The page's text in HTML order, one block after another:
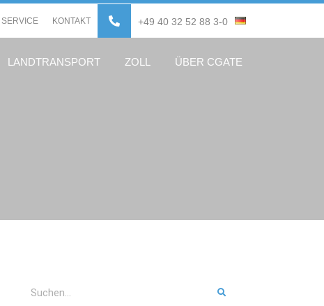
SERVICE KONTAKT +49 40 32 52 88 3-0
LANDTRANSPORT ZOLL ÜBER CGATE